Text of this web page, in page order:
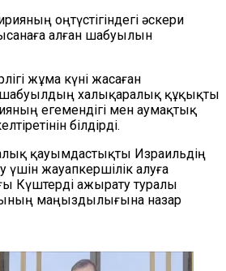
оңтүстігіндегі әскери
алған шабуылын
жұма күні жасаған
шабуылдың халықаралық құқықты
егемендігі мен аумақтық
білдірді.
қауымдастықты Израильдің
жауапкершілік алуға
Күштерді ажырату туралы
маңыздылығына назар